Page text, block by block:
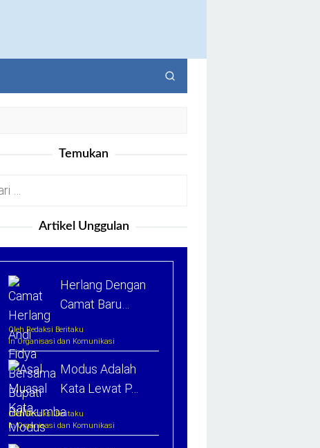
Temukan
Artikel Unggulan
Herlang Dengan
Camat Baru…
Oleh Redaksi Beritaku
In Organisasi dan Komunikasi
Modus Adalah
Kata Lewat P…
Oleh Redaksi Beritaku
In Organisasi dan Komunikasi